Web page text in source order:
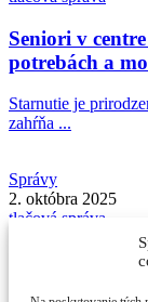
Seniori v
potrebách a
Starnutie je
zahŕňa ...
Správy
2. októbra 2025
tlačová správa
Októbrový